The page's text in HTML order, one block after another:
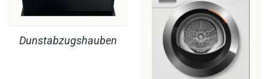
Dunstabzugshauben